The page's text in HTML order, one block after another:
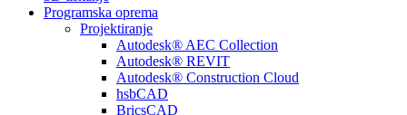
Programska oprema
Projektiranje
Autodesk® AEC Collection
Autodesk® REVIT
Autodesk® Construction Cloud
hsbCAD
BricsCAD